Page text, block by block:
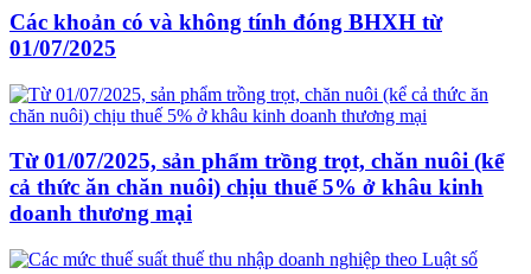
Các khoản có và không tính đóng BHXH từ
01/07/2025
Từ 01/07/2025, sản phẩm trồng trọt, chăn nuôi (kể
cả thức ăn chăn nuôi) chịu thuế 5% ở khâu kinh
doanh thương mại